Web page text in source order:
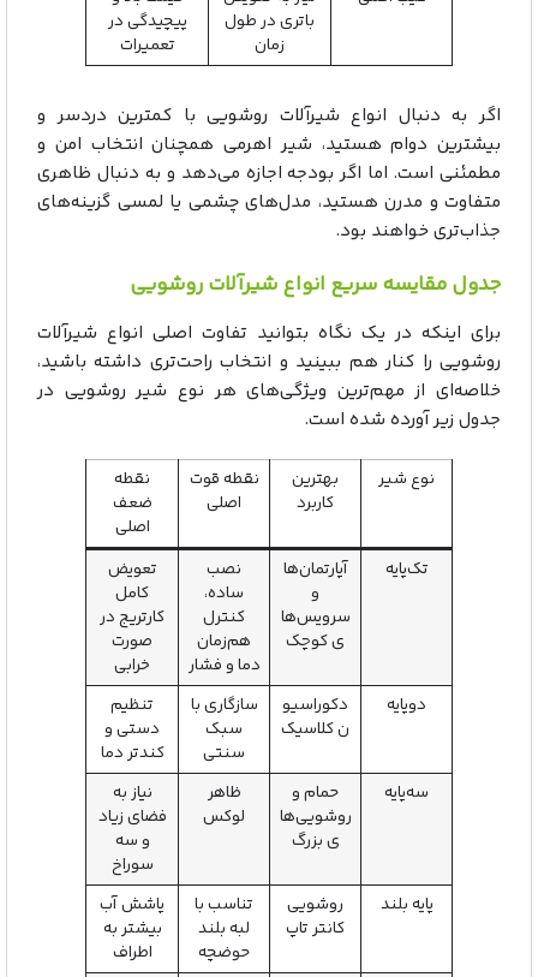
باتری در طول
زمان
پیچیدگی در
تعمیرات
اگر به دنبال انواع شیرآلات روشویی با کمترین دردسر و
بیشترین دوام هستید، شیر اهرمی همچنان انتخاب امن و
مطمئنی است. اما اگر بودجه اجازه می‌دهد و به دنبال ظاهری
متفاوت و مدرن هستید، مدل‌های چشمی یا لمسی گزینه‌های
جذاب‌تری خواهند بود.
جدول مقایسه سریع انواع شیرآلات روشویی
برای اینکه در یک نگاه بتوانید تفاوت اصلی انواع شیرآلات
روشویی را کنار هم ببینید و انتخاب راحت‌تری داشته باشید،
خلاصه‌ای از مهم‌ترین ویژگی‌های هر نوع شیر روشویی در
جدول زیر آورده شده است.
نوع شیر
بهترین
کاربرد
نقطه قوت
اصلی
نقطه
ضعف
اصلی
تک‌پایه
آپارتمان‌ها
و
سرویس‌ها
ی کوچک
نصب
ساده،
کنترل
هم‌زمان
دما و فشار
تعویض
کامل
کارتریج در
صورت
خرابی
دوپایه
دکوراسیو
ن کلاسیک
سازگاری با
سبک
سنتی
تنظیم
دستی و
کندتر دما
سه‌پایه
حمام و
روشویی‌ها
ی بزرگ
ظاهر
لوکس
نیاز به
فضای زیاد
و سه
سوراخ
پایه بلند
روشویی
کانتر تاپ
تناسب با
لبه بلند
حوضچه
پاشش آب
بیشتر به
اطراف